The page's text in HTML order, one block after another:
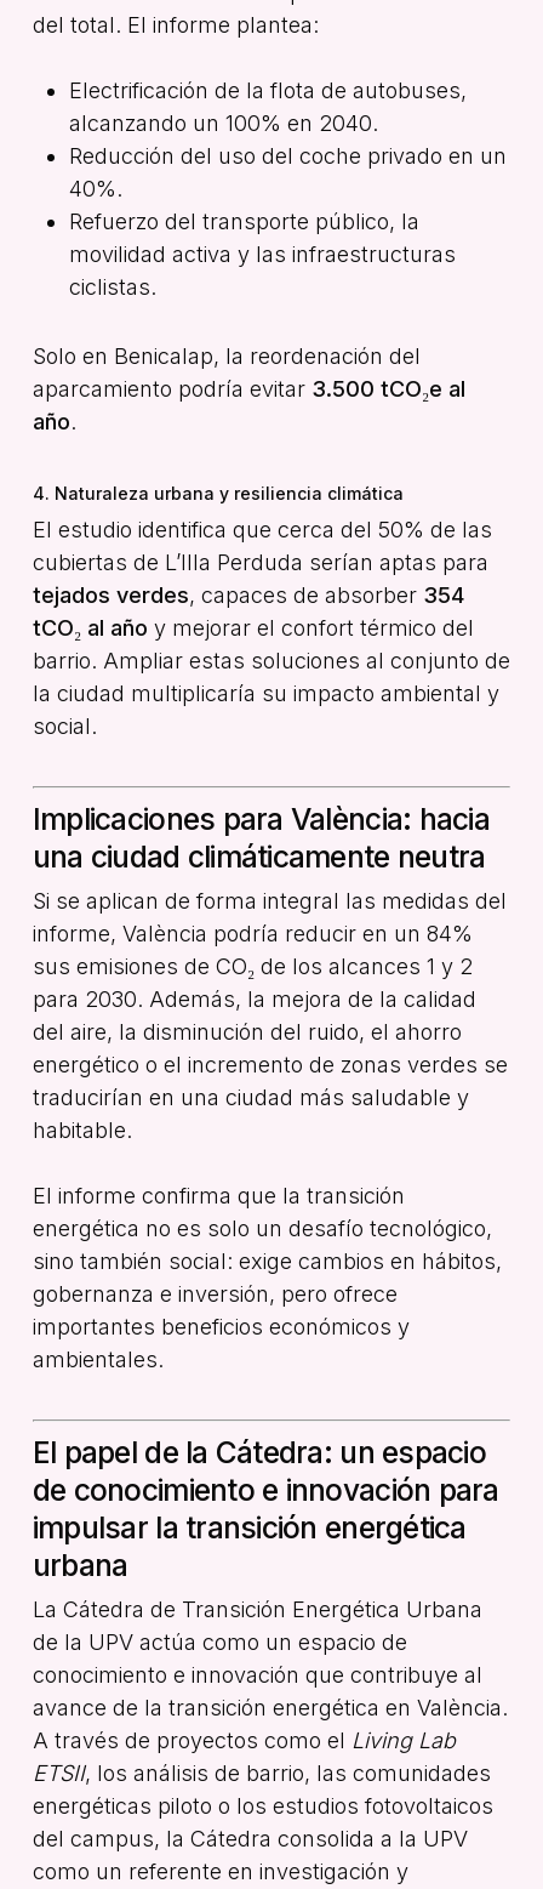
del total. El informe plantea:
Electrificación de la flota de autobuses,
alcanzando un 100% en 2040.
Reducción del uso del coche privado en un
40%.
Refuerzo del transporte público, la
movilidad activa y las infraestructuras
ciclistas.
Solo en Benicalap, la reordenación del
aparcamiento podría evitar 3.500 tCO₂e al
año.
4. Naturaleza urbana y resiliencia climática
El estudio identifica que cerca del 50% de las
cubiertas de L’Illa Perduda serían aptas para
tejados verdes, capaces de absorber 354
tCO₂ al año y mejorar el confort térmico del
barrio. Ampliar estas soluciones al conjunto de
la ciudad multiplicaría su impacto ambiental y
social.
Implicaciones para València: hacia
una ciudad climáticamente neutra
Si se aplican de forma integral las medidas del
informe, València podría reducir en un 84%
sus emisiones de CO₂ de los alcances 1 y 2
para 2030. Además, la mejora de la calidad
del aire, la disminución del ruido, el ahorro
energético o el incremento de zonas verdes se
traducirían en una ciudad más saludable y
habitable.
El informe confirma que la transición
energética no es solo un desafío tecnológico,
sino también social: exige cambios en hábitos,
gobernanza e inversión, pero ofrece
importantes beneficios económicos y
ambientales.
El papel de la Cátedra: un espacio
de conocimiento e innovación para
impulsar la transición energética
urbana
La Cátedra de Transición Energética Urbana
de la UPV actúa como un espacio de
conocimiento e innovación que contribuye al
avance de la transición energética en València.
A través de proyectos como el Living Lab
ETSII, los análisis de barrio, las comunidades
energéticas piloto o los estudios fotovoltaicos
del campus, la Cátedra consolida a la UPV
como un referente en investigación y